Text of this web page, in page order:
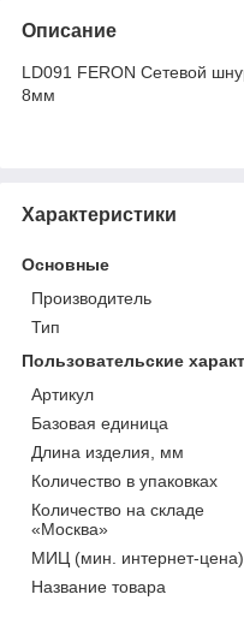
Описание
LD091 FERON Сетевой
8мм
Характеристики
Основные
Производитель
Тип
Пользовательские
Артикул
Базовая единица
Длина изделия, мм
Количество в упаковках
Количество на складе
«Москва»
МИЦ (мин. интернет-цена)
Название товара